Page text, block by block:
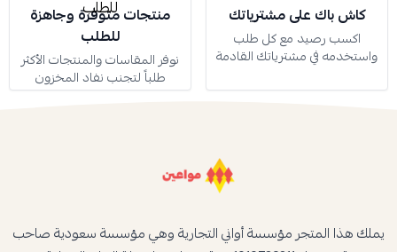
كاش باك على مشترياتك
اكسب رصيد مع كل طلب
واستخدمه في مشترياتك القادمة
منتجات متوفرة وجاهزة
للطلب
نوفر المقاسات والمنتجات الأكثر
طلباً لتجنب نفاد المخزون
يملك هذا المتجر مؤسسة أواني التجارية وهي مؤسسة سعودية صاحب